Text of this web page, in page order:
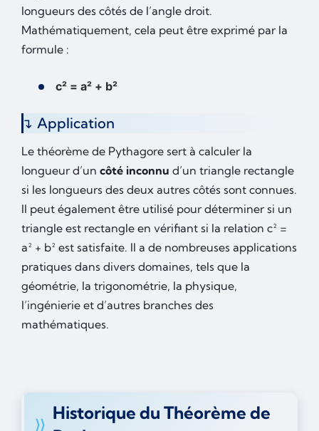
longueurs des côtés de l’angle droit.
Mathématiquement, cela peut être exprimé par la
formule :
c² = a² + b²
Application
Le théorème de Pythagore sert à calculer la
longueur d’un côté inconnu d’un triangle rectangle
si les longueurs des deux autres côtés sont connues.
Il peut également être utilisé pour déterminer si un
triangle est rectangle en vérifiant si la relation c² =
a² + b² est satisfaite. Il a de nombreuses applications
pratiques dans divers domaines, tels que la
géométrie, la trigonométrie, la physique,
l’ingénierie et d’autres branches des
mathématiques.
Historique du Théorème de